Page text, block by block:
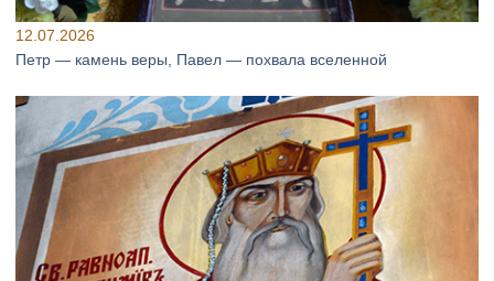
12.07.2026
Петр — камень веры, Павел — похвала вселенной